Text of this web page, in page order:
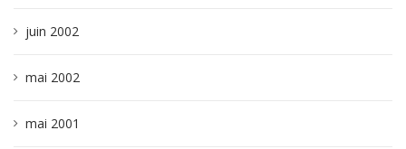
juin 2002
mai 2002
mai 2001